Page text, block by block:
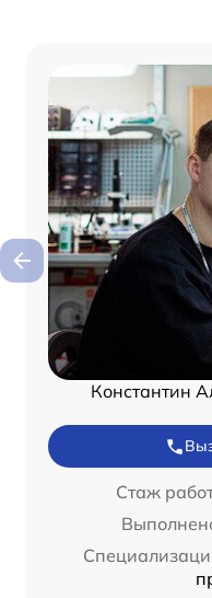
Константин
Стаж